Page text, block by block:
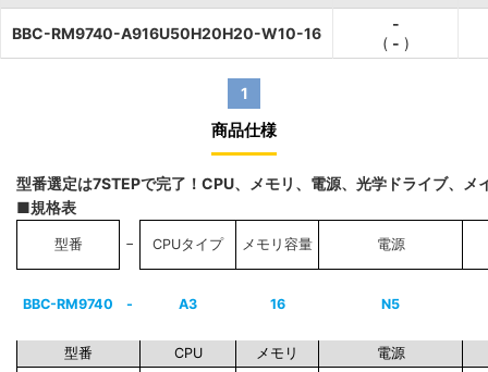
BBC-RM9740-A916U50H20H20-W10-16
-
( - )
1
商品仕様
型番選定は7STEPで完了！CPU、メモリ、電源、光学ドライブ、
■規格表
型番 − CPUタイプ メモリ容量 電源
BBC-RM9740 - A3 16 N5
型番 CPU メモリ 電源